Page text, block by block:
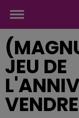
JEU DE